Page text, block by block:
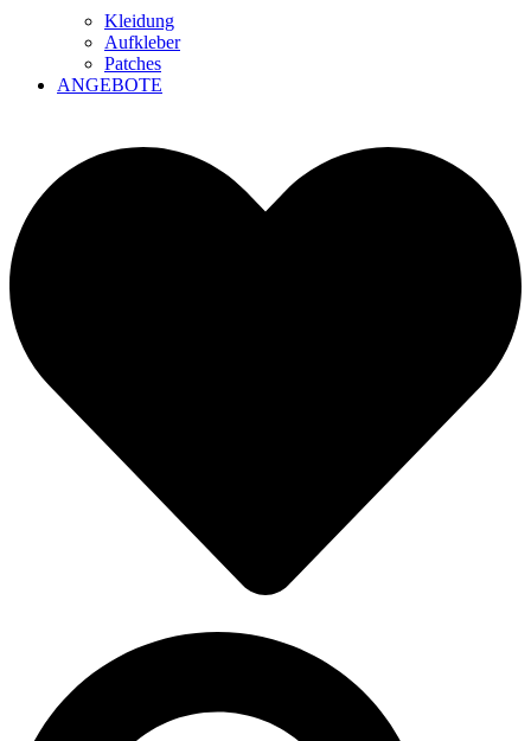
Kleidung
Aufkleber
Patches
ANGEBOTE